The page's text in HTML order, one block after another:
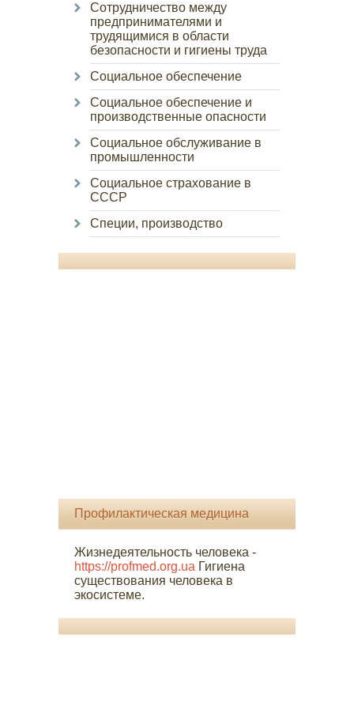
Сотрудничество между
предпринимателями и
трудящимися в области
безопасности и гигиены труда
Социальное обеспечение
Социальное обеспечение и
производственные опасности
Социальное обслуживание в
промышленности
Социальное страхование в
СССР
Специи, производство
Профилактическая медицина
Жизнедеятельность человека -
https://profmed.org.ua Гигиена
существования человека в
экосистеме.